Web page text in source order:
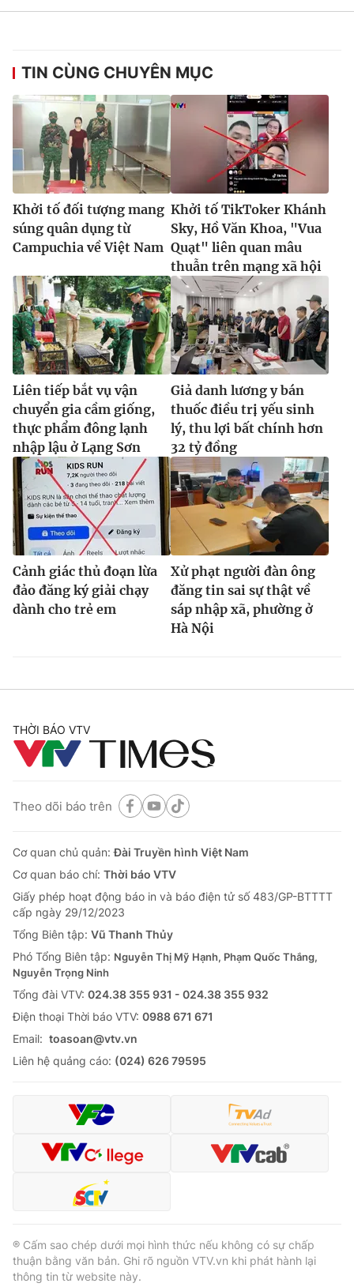
TIN CÙNG CHUYÊN MỤC
Khởi tố đối tượng mang
súng quân dụng từ
Campuchia về Việt Nam
Khởi tố TikToker Khánh
Sky, Hồ Văn Khoa, "Vua
Quạt" liên quan mâu
thuẫn trên mạng xã hội
Liên tiếp bắt vụ vận
chuyển gia cầm giống,
thực phẩm đông lạnh
nhập lậu ở Lạng Sơn
Giả danh lương y bán
thuốc điều trị yếu sinh
lý, thu lợi bất chính hơn
32 tỷ đồng
Cảnh giác thủ đoạn lừa
đảo đăng ký giải chạy
dành cho trẻ em
Xử phạt người đàn ông
đăng tin sai sự thật về
sáp nhập xã, phường ở
Hà Nội
THỜI BÁO VTV
Theo dõi báo trên
Cơ quan chủ quản:Đài Truyền hình Việt Nam
Cơ quan báo chí: Thời báo VTV
Giấy phép hoạt động báo in và báo điện tử số 483/GP-BTTTT
cấp ngày 29/12/2023
Tổng Biên tập: Vũ Thanh Thủy
Phó Tổng Biên tập: Nguyễn Thị Mỹ Hạnh, Phạm Quốc Thắng,
Nguyễn Trọng Ninh
Tổng đài VTV: 024.38 355 931 - 024.38 355 932
Ðiện thoại Thời báo VTV: 0988 671 671
Email: toasoan@vtv.vn
Liên hệ quảng cáo: (024) 626 79595
® Cấm sao chép dưới mọi hình thức nếu không có sự chấp
thuận bằng văn bản. Ghi rõ nguồn VTV.vn khi phát hành lại
thông tin từ website này.